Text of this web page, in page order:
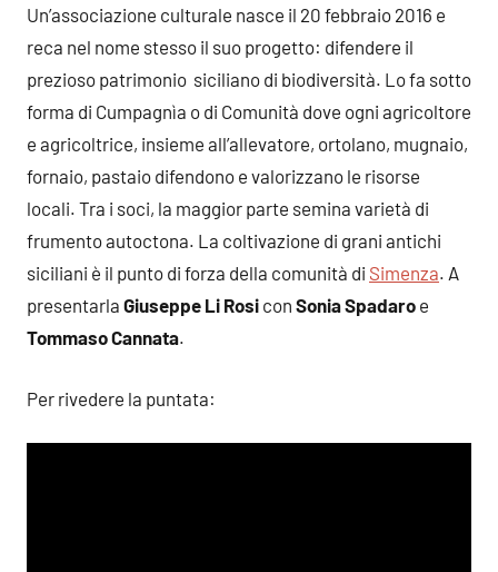
Un’associazione culturale nasce il 20 febbraio 2016 e
reca nel nome stesso il suo progetto: difendere il
prezioso patrimonio siciliano di biodiversità. Lo fa sotto
forma di Cumpagnìa o di Comunità dove ogni agricoltore
e agricoltrice, insieme all’allevatore, ortolano, mugnaio,
fornaio, pastaio difendono e valorizzano le risorse
locali. Tra i soci, la maggior parte semina varietà di
frumento autoctona. La coltivazione di grani antichi
siciliani è il punto di forza della comunità di Simenza. A
presentarla Giuseppe Li Rosi con Sonia Spadaro e
Tommaso Cannata.
Per rivedere la puntata: